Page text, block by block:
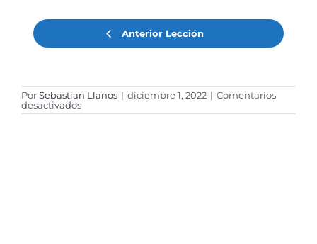
Anterior Lección
PorSebastian Llanos | diciembre 1, 2022 | Comentarios
desactivadosen
01